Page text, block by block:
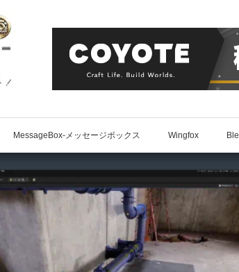
MessageBox-メッセージボックス Wingfox